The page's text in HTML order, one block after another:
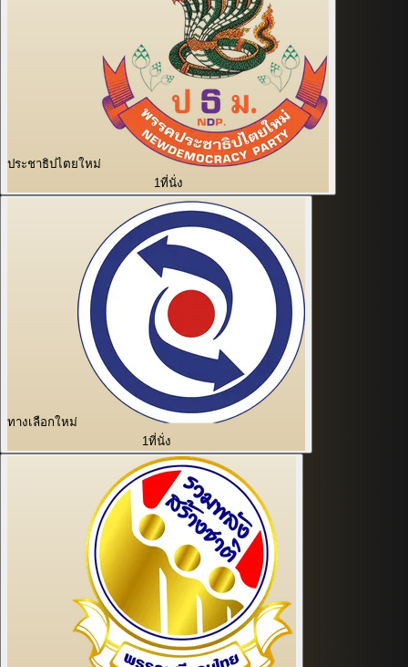
ประชาธิปไตยใหม่
1ที่นั่ง
ทางเลือกใหม่
1ที่นั่ง